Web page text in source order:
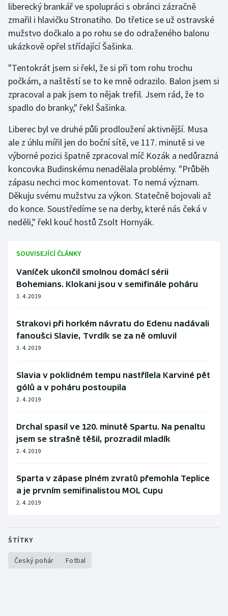
Parasport
Plavání
Ragby
Rychlobruslení
Rychlostní kanoistika
Short track
Sportovní střelba
Stolní tenis
Triatlon
Veslování
Vodní slalom
Volejbal
Ostatní
liberecký brankář ve spolupráci s obránci zázračně
zmařil i hlavičku Stronatiho. Do třetice se už ostravské
mužstvo dočkalo a po rohu se do odraženého balonu
ukázkově opřel střídající Šašinka.
"Tentokrát jsem si řekl, že si při tom rohu trochu
počkám, a naštěstí se to ke mně odrazilo. Balon jsem si
zpracoval a pak jsem to nějak trefil. Jsem rád, že to
spadlo do branky," řekl Šašinka.
Liberec byl ve druhé půli prodloužení aktivnější. Musa
ale z úhlu mířil jen do boční sítě, ve 117. minutě si ve
výborné pozici špatně zpracoval míč Kozák a nedůrazná
koncovka Budinskému nenadělala problémy. "Průběh
zápasu nechci moc komentovat. To nemá význam.
Děkuju svému mužstvu za výkon. Statečně bojovali až
do konce. Soustředíme se na derby, které nás čeká v
neděli," řekl kouč hostů Zsolt Hornyák.
SOUVISEJÍCÍ ČLÁNKY
Vaníček ukončil smolnou domácí sérii
Bohemians. Klokani jsou v semifinále poháru
3. 4. 2019
Strakovi při horkém návratu do Edenu nadávali
fanoušci Slavie, Tvrdík se za ně omluvil
3. 4. 2019
Slavia v poklidném tempu nastřílela Karviné pět
gólů a v poháru postoupila
2. 4. 2019
Drchal spasil ve 120. minutě Spartu. Na penaltu
jsem se strašně těšil, prozradil mladík
2. 4. 2019
Sparta v zápase plném zvratů přemohla Teplice
a je prvním semifinalistou MOL Cupu
2. 4. 2019
ŠTÍTKY
Český pohár Fotbal